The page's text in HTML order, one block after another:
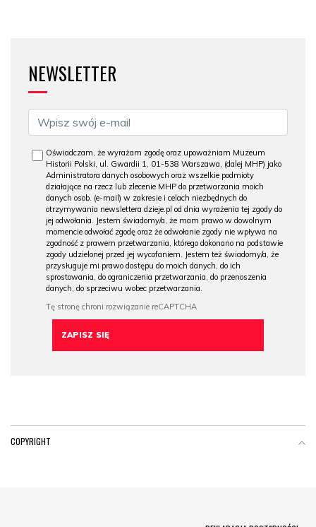
NEWSLETTER
Oświadczam, że wyrażam zgodę oraz upoważniam Muzeum
Historii Polski, ul. Gwardii 1, 01-538 Warszawa, (dalej MHP) jako
Administratora danych osobowych oraz wszelkie podmioty
działające na rzecz lub zlecenie MHP do przetwarzania moich
danych osob. (e-mail) w zakresie i celach niezbędnych do
otrzymywania newslettera dzieje.pl od dnia wyrażenia tej zgody do
jej odwołania. Jestem świadomy/a, że mam prawo w dowolnym
momencie odwołać zgodę oraz że odwołanie zgody nie wpływa na
zgodność z prawem przetwarzania, którego dokonano na podstawie
zgody udzielonej przed jej wycofaniem. Jestem też świadomy/a, że
przysługuje mi prawo dostępu do moich danych, do ich
sprostowania, do ograniczenia przetwarzania, do przenoszenia
danych, do sprzeciwu wobec przetwarzania.
COPYRIGHT